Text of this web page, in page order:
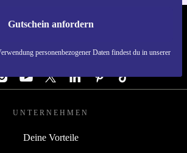
Gutschein anfordern
personenbezogener Daten findest du in unserer
DEUTSCHLAND - RETHINK NEW.
FOLGE UNS
UNTERNEHMEN
Deine Vorteile